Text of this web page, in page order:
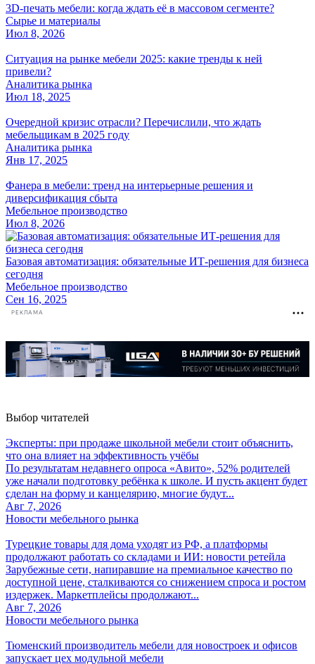
3D-печать мебели: когда ждать её в массовом сегменте?
Сырье и материалы
Июл 8, 2026
Ситуация на рынке мебели 2025: какие тренды к ней
привели?
Аналитика рынка
Июл 18, 2025
Очередной кризис отрасли? Перечислили, что ждать
мебельщикам в 2025 году
Аналитика рынка
Янв 17, 2025
Фанера в мебели: тренд на интерьерные решения и
диверсификация сбыта
Мебельное производство
Июл 8, 2026
Базовая автоматизация: обязательные ИТ-решения для бизнеса
сегодня
Мебельное производство
Сен 16, 2025
РЕКЛАМА
Выбор читателей
Эксперты: при продаже школьной мебели стоит объяснить,
что она влияет на эффективность учёбы
По результатам недавнего опроса «Авито», 52% родителей
уже начали подготовку ребёнка к школе. И пусть акцент будет
сделан на форму и канцелярию, многие будут...
Авг 7, 2026
Новости мебельного рынка
Турецкие товары для дома уходят из РФ, а платформы
продолжают работать со складами и ИИ: новости ретейла
Зарубежные сети, напиравшие на премиальное качество по
доступной цене, сталкиваются со снижением спроса и ростом
издержек. Маркетплейсы продолжают...
Авг 7, 2026
Новости мебельного рынка
Тюменский производитель мебели для новостроек и офисов
запускает цех модульной мебели